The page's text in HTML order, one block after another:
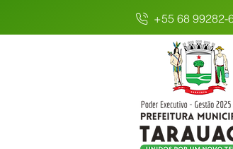
+55 68 99282-